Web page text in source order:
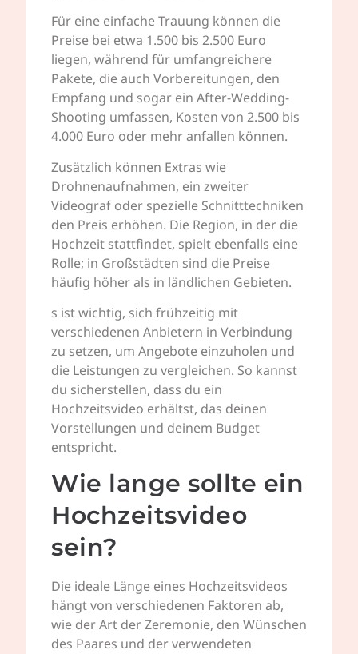
Für eine einfache Trauung können die
Preise bei etwa 1.500 bis 2.500 Euro
liegen, während für umfangreichere
Pakete, die auch Vorbereitungen, den
Empfang und sogar ein After-Wedding-
Shooting umfassen, Kosten von 2.500 bis
4.000 Euro oder mehr anfallen können.
Zusätzlich können Extras wie
Drohnenaufnahmen, ein zweiter
Videograf oder spezielle Schnitttechniken
den Preis erhöhen. Die Region, in der die
Hochzeit stattfindet, spielt ebenfalls eine
Rolle; in Großstädten sind die Preise
häufig höher als in ländlichen Gebieten.
s ist wichtig, sich frühzeitig mit
verschiedenen Anbietern in Verbindung
zu setzen, um Angebote einzuholen und
die Leistungen zu vergleichen. So kannst
du sicherstellen, dass du ein
Hochzeitsvideo erhältst, das deinen
Vorstellungen und deinem Budget
entspricht.
Wie lange sollte ein
Hochzeitsvideo
sein?
Die ideale Länge eines Hochzeitsvideos
hängt von verschiedenen Faktoren ab,
wie der Art der Zeremonie, den Wünschen
des Paares und der verwendeten